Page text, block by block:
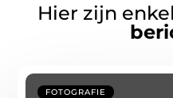
Hier zijn
FOTOGRAFIE